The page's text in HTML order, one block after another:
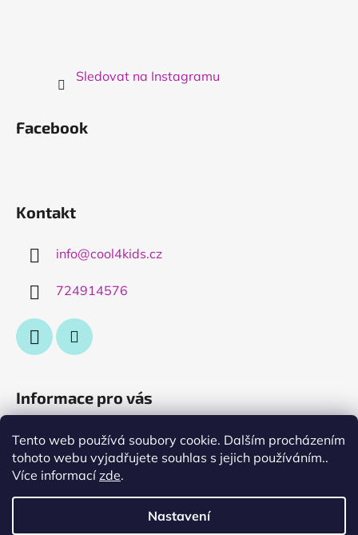
Tento web používá soubory cookie. Dalším procházením
tohoto webu vyjadřujete souhlas s jejich používáním..
Více informacízde.
Nastavení
Sledovat na Instagramu
Facebook
Kontakt
info@cool4kids.cz
724914576
Informace pro vás
Obchodní podmínky
Podmínky ochrany osobních údajů
výměna nebo vrácení zboží